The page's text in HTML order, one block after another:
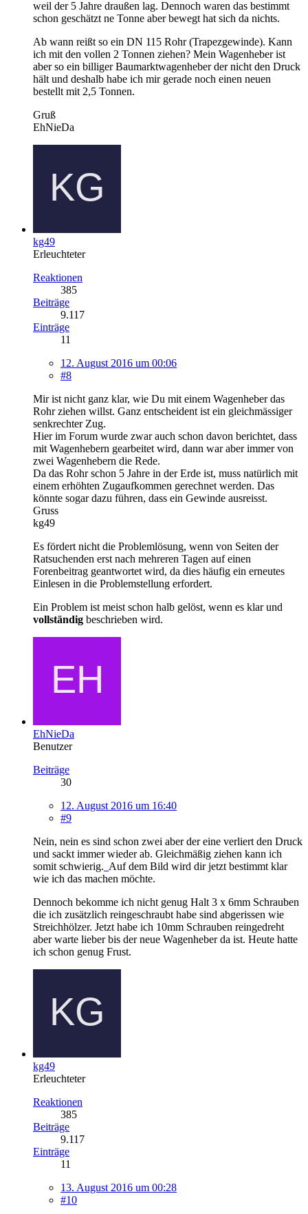
weil der 5 Jahre draußen lag. Dennoch waren das bestimmt
schon geschätzt ne Tonne aber bewegt hat sich da nichts.
Ab wann reißt so ein DN 115 Rohr (Trapezgewinde). Kann
ich mit den vollen 2 Tonnen ziehen? Mein Wagenheber ist
aber so ein billiger Baumarktwagenheber der nicht den Druck
hält und deshalb habe ich mir gerade noch einen neuen
bestellt mit 2,5 Tonnen.
Gruß
EhNieDa
kg49
Erleuchteter
Reaktionen
385
Beiträge
9.117
Einträge
11
12. August 2016 um 00:06
#8
Mir ist nicht ganz klar, wie Du mit einem Wagenheber das
Rohr ziehen willst. Ganz entscheident ist ein gleichmässiger
senkrechter Zug.
Hier im Forum wurde zwar auch schon davon berichtet, dass
mit Wagenhebern gearbeitet wird, dann war aber immer von
zwei Wagenhebern die Rede.
Da das Rohr schon 5 Jahre in der Erde ist, muss natürlich mit
einem erhöhten Zugaufkommen gerechnet werden. Das
könnte sogar dazu führen, dass ein Gewinde ausreisst.
Gruss
kg49
Es fördert nicht die Problemlösung, wenn von Seiten der
Ratsuchenden erst nach mehreren Tagen auf einen
Forenbeitrag geantwortet wird, da dies häufig ein erneutes
Einlesen in die Problemstellung erfordert.
Ein Problem ist meist schon halb gelöst, wenn es klar und
vollständig beschrieben wird.
EhNieDa
Benutzer
Beiträge
30
12. August 2016 um 16:40
#9
Nein, nein es sind schon zwei aber der eine verliert den Druck
und sackt immer wieder ab. Gleichmäßig ziehen kann ich
somit schwierig. Auf dem Bild wird dir jetzt bestimmt klar
wie ich das machen möchte.
Dennoch bekomme ich nicht genug Halt 3 x 6mm Schrauben
die ich zusätzlich reingeschraubt habe sind abgerissen wie
Streichhölzer. Jetzt habe ich 10mm Schrauben reingedreht
aber warte lieber bis der neue Wagenheber da ist. Heute hatte
ich schon genug Frust.
kg49
Erleuchteter
Reaktionen
385
Beiträge
9.117
Einträge
11
13. August 2016 um 00:28
#10